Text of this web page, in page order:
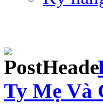
Ty Mẹ Và